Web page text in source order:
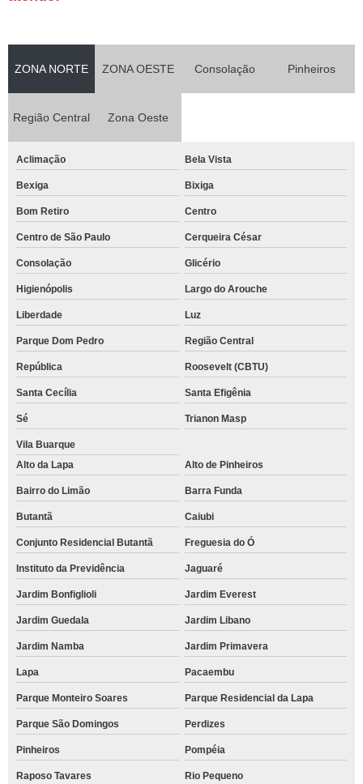
ZONA NORTE ZONA OESTE Consolação Pinheiros
Região Central Zona Oeste
Aclimação Bela Vista
Bexiga Bixiga
Bom Retiro Centro
Centro de São Paulo Cerqueira César
Consolação Glicério
Higienópolis Largo do Arouche
Liberdade Luz
Parque Dom Pedro Região Central
República Roosevelt (CBTU)
Santa Cecília Santa Efigênia
Sé Trianon Masp
Vila Buarque
Alto da Lapa
Alto de Pinheiros
Bairro do Limão Barra Funda
Butantã Caiubi
Conjunto Residencial Butantã Freguesia do Ó
Instituto da Previdência Jaguaré
Jardim Bonfiglioli Jardim Everest
Jardim Guedala Jardim Libano
Jardim Namba Jardim Primavera
Lapa Pacaembu
Parque Monteiro Soares Parque Residencial da Lapa
Parque São Domingos Perdizes
Pinheiros Pompéia
Raposo Tavares Rio Pequeno